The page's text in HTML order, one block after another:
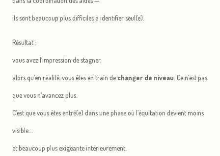
ils sont beaucoup plus difficiles à identifier seul(e).
Résultat :
vous avez l’impression de stagner,
alors qu’en réalité, vous êtes en train de changer de niveau . Ce n’est pas
que vous n’avancez plus.
C’est que vous êtes entré(e) dans une phase où l’équitation devient moins
visible…
et beaucoup plus exigeante intérieurement.